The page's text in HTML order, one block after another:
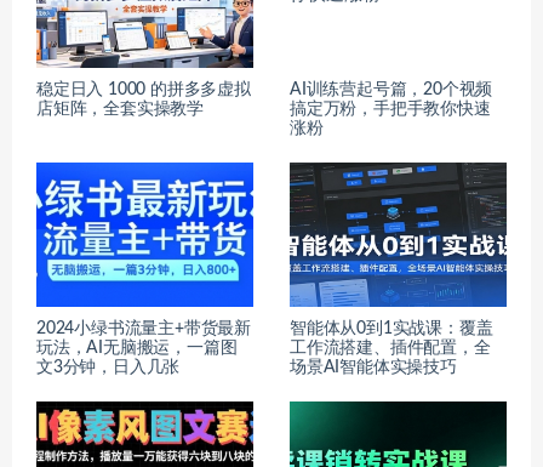
稳定日入 1000 的拼多多虚拟
店矩阵，全套实操教学
AI训练营起号篇，20个视频
搞定万粉，手把手教你快速
涨粉
2024小绿书流量主+带货最新
玩法，AI无脑搬运，一篇图
文3分钟，日入几张
智能体从0到1实战课：覆盖
工作流搭建、插件配置，全
场景AI智能体实操技巧